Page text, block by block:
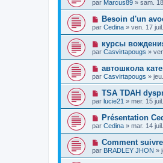
g
e
s
s
a
g
e
a
u
m
e
s
a
g
e
u
v
e
a
u
m
e
s
a
g
e
par Marcus89 » sam.
N
o
u
e
a
u
m
e
s
s
g
e
Besoin d'un
par Cedina » ven. 17
N
o
u
e
a
u
m
e
s
s
a
g
e
курсы
par Casvirtapougs »
N
o
u
v
a
u
m
e
s
s
a
g
e
автошкола
par Casvirtapougs »
N
o
u
v
e
a
u
m
e
s
TSA TDAH
par lucie21 » mer. 15
N
o
u
e
a
u
Présentation
par Cedina » mar. 14
N
o
u
Comment
par BRADLEY JHON »